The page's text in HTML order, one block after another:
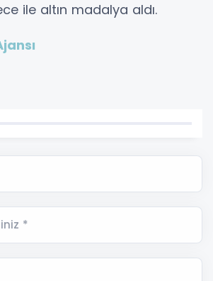
ile altın madalya aldı.
*